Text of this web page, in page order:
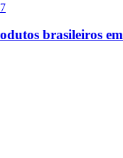
brasileiros